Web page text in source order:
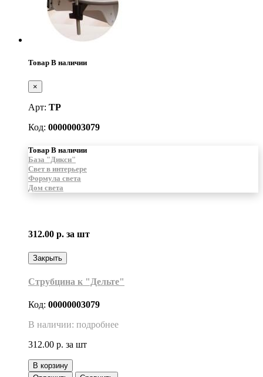
Товар В наличии
×
Арт: ТР
Код: 00000003079
Товар В наличии
База "Дикси"
Свет в интерьере
Формула света
Дом света
312.00 р. за шт
Закрыть
Струбцина к "Дельте"
Код: 00000003079
В наличии: подробнее
312.00 р. за шт
В корзину